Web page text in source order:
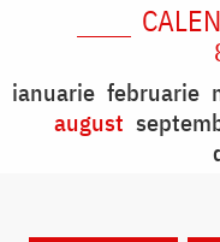
ianuarie februarie
august